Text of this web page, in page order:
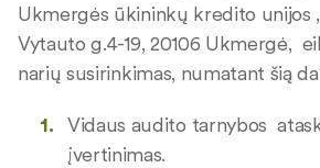
Ukmergės ūkininkų kredito unijos
Vytauto g.4-19, 20106 Ukmergė,
narių susirinkimas, numatant šią
Vidaus audito tarnybos
įvertinimas.